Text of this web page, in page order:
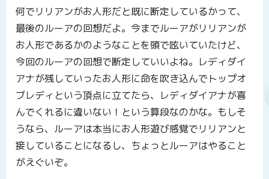
何でリリアンがお人形だと既に断定しているかって、
最後のルーアの回想だよ。今までルーアがリリアンが
お人形であるかのようなことを頭で呟いていたけど、
今回のルーアの回想で断定していいよね。レディダイ
アナが残していったお人形に命を吹き込んでトップオ
ブレディという頂点に立てたら、レディダイアナが喜
んでくれるに違いない！という算段なのかな。もしそ
うなら、ルーアは本当にお人形遊び感覚でリリアンと
接していることになるし、ちょっとルーアはやること
がえぐいぞ。